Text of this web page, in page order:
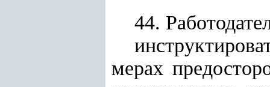
44.
мерах